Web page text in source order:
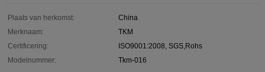
Plaats van herkomst:
China
Merknaam:
TKM
Certificering:
ISO9001:2008, SGS,Rohs
Modelnummer:
Tkm-016